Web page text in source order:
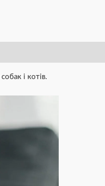
і котів.